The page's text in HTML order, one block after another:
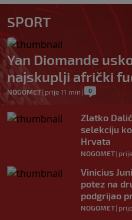
SPORT
Yan Diomande
najskuplji afrički
NOGOMET| prije 11 min | 0
Zlatko
selekciju
Hrvata
NOGOMET|
Vinicius
potez na
podgrijao
NOGOMET|